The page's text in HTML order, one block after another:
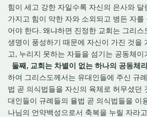
힘이 세고 강한 자일수록 자신의 은사와 달
가지고 힘이 약한 자와 소외되고 병든 자를
어야 한다. 왜냐하면 진정한 교회는 그리스
생명이 풍성하기 때문에 자신이 가진 것을
고, 누리지 못하는 자들을 섬기는 공동체이
둘째, 교회는 차별이 없는 하나의 공동체
하여 그리스도께서는 유대인들에 주신 규
법 곧 의식법들을 자신의 육체로 허무셨던
대인들이 규례들의 율법 곧 의식법들을 이
나님의 언약백성으로서 축복을 누릴 자라